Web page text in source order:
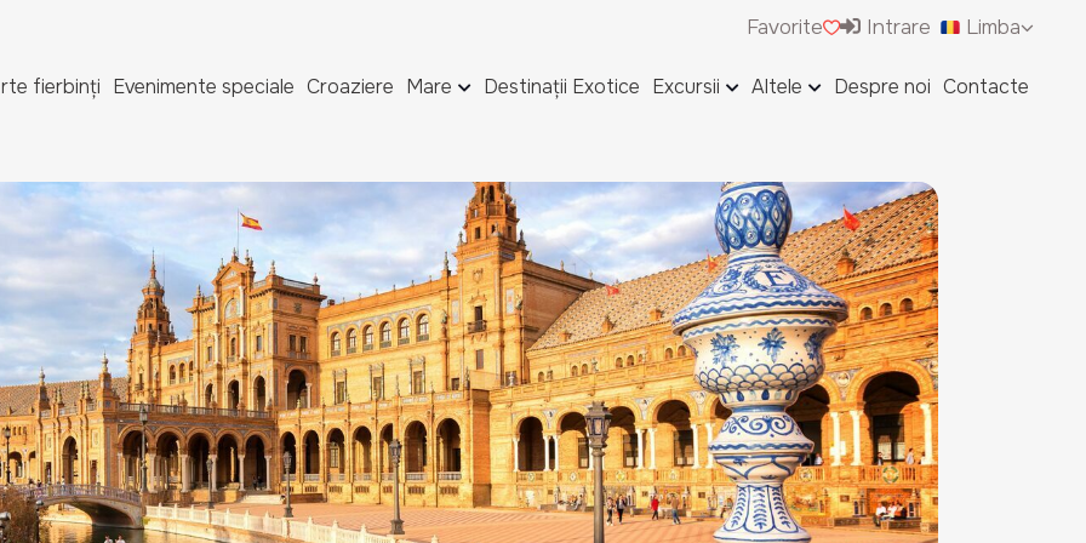
Favorite Intrare Limba
fierbinți Evenimente speciale Croaziere Mare Destinații Exotice Excursii Altele Despre noi Contacte